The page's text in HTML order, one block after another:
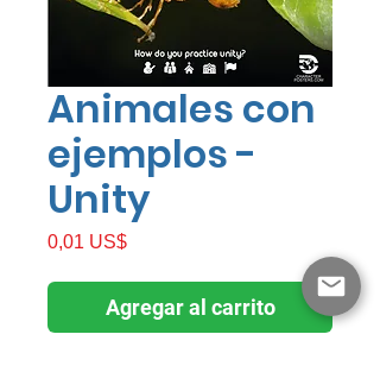
Animales con
ejemplos -
Unity
0,01 US$Precio
Agregar al carrito